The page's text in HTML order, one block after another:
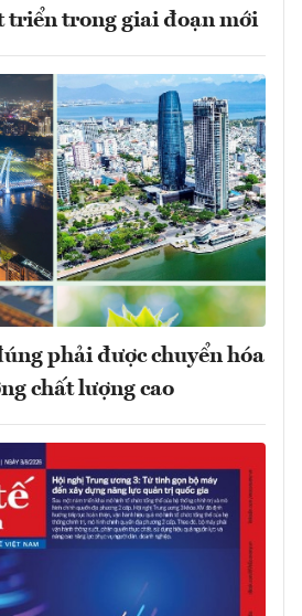
triển trong giai đoạn mới
phải được chuyển hóa
chất lượng cao